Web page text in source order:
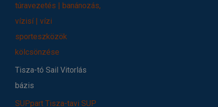
túravezetés | banánozás,
vízisí | vízi
sporteszközök
kölcsönzése
Tisza-tó Sail Vitorlás
bázis
SUPpart Tisza-tavi SUP